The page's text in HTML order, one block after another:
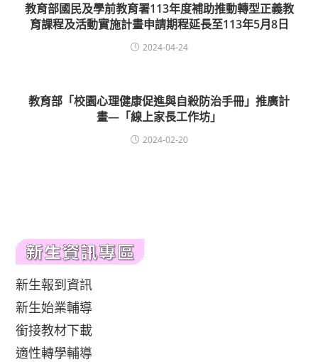
教育部國民及學前教育署113年度補助推動轉型正義教
育課程及活動實施計畫申請期程延長至113年5月8日
2024-04-24
教育部「校園心理健康促進與自殺防治手冊」推廣計
畫—「線上家長工作坊」
2024-02-20
新生報到資訊
新生始業輔導
銜接教材下載
適性轉學輔導